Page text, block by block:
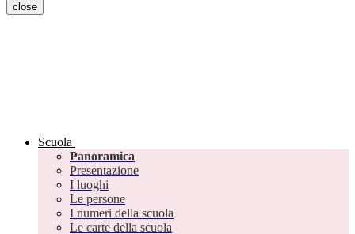
close
Scuola
Panoramica
Presentazione
I luoghi
Le persone
I numeri della scuola
Le carte della scuola